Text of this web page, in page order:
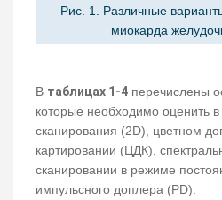
Рис. 1. Различные
миокарда
В таблицах 1-4 перечислены
которые необходимо оценить
сканирования (2D), цветном
картировании (ЦДК),
сканировании в режиме
импульсного доплера (PD).